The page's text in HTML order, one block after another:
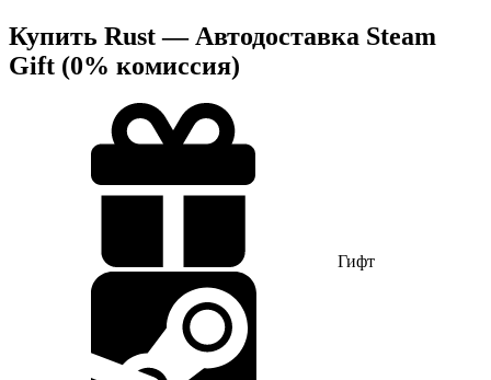
Купить Rust — Автодоставка Steam
Gift (0% комиссия)
Гифт